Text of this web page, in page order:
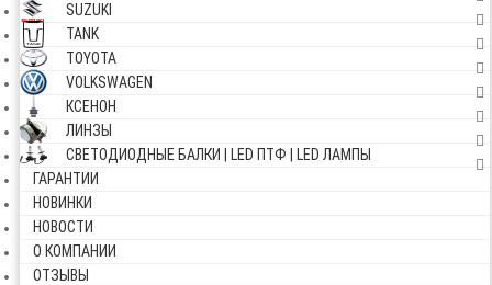
SUZUKI
TANK
TOYOTA
VOLKSWAGEN
КСЕНОН
ЛИНЗЫ
СВЕТОДИОДНЫЕ БАЛКИ | LED ПТФ | LED ЛАМПЫ
ГАРАНТИИ
НОВИНКИ
НОВОСТИ
О КОМПАНИИ
ОТЗЫВЫ